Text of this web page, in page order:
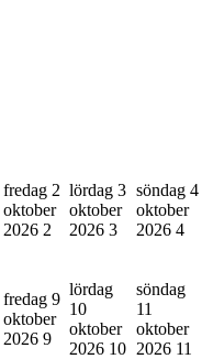
fredag 2
oktober
2026 2
lördag 3
oktober
2026 3
söndag 4
oktober
2026 4
fredag 9
oktober
2026 9
lördag
10
oktober
2026 10
söndag
11
oktober
2026 11